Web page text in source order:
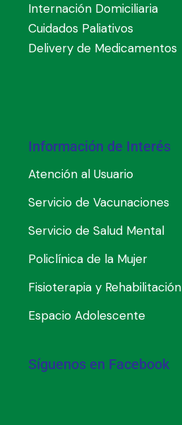
Internación Domiciliaria
Cuidados Paliativos
Delivery de Medicamentos
Información de Interés
Atención al Usuario
Servicio de Vacunaciones
Servicio de Salud Mental
Policlínica de la Mujer
Fisioterapia y Rehabilitación
Espacio Adolescente
Síguenos en Facebook